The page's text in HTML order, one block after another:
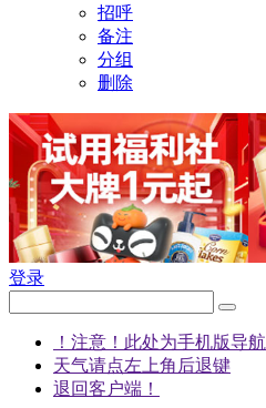
招呼
备注
分组
删除
登录
！注意！此处为手机版导航
天气请点左上角后退键
退回客户端！